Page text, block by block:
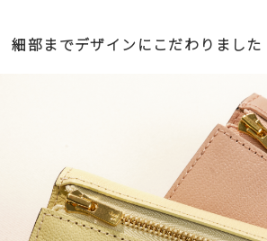
細部までデザインにこだわりました